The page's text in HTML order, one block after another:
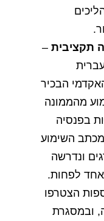
.
תקציבית –
הבכיר
מהממונה
בפנסיה
מכתב השימוע
ונדרשה
אחד לפחות.
הצטרפו
, ובמסגרת